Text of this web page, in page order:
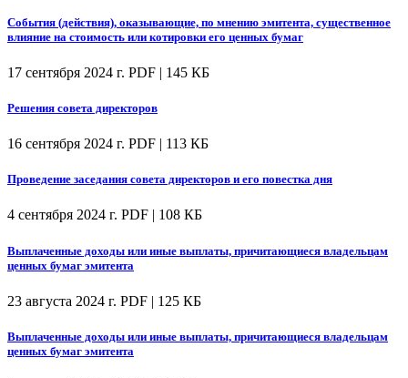
События (действия), оказывающие, по мнению эмитента, существенное
влияние на стоимость или котировки его ценных бумаг
17 сентября 2024 г. PDF | 145 КБ
Решения совета директоров
16 сентября 2024 г. PDF | 113 КБ
Проведение заседания совета директоров и его повестка дня
4 сентября 2024 г. PDF | 108 КБ
Выплаченные доходы или иные выплаты, причитающиеся владельцам
ценных бумаг эмитента
23 августа 2024 г. PDF | 125 КБ
Выплаченные доходы или иные выплаты, причитающиеся владельцам
ценных бумаг эмитента